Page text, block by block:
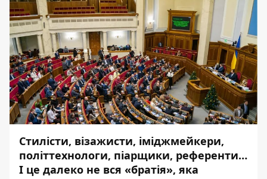
Стилісти, візажисти, іміджмейкери,
політтехнологи, піарщики, референти…
І це далеко не вся «братія», яка